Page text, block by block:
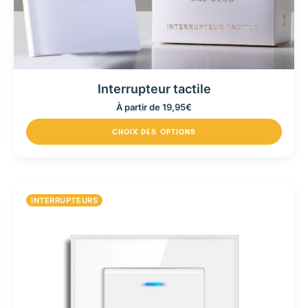
Interrupteur tactile
À partir de19,95€
CHOIX DES OPTIONS
INTERRUPTEURS